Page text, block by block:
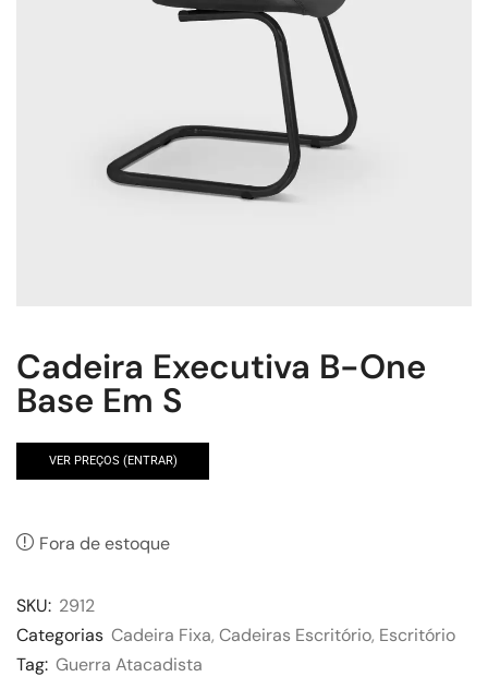
Cadeira Executiva B-One
Base Em S
VER PREÇOS (ENTRAR)
Fora de estoque
SKU: 2912
Categorias Cadeira Fixa, Cadeiras Escritório, Escritório
Tag: Guerra Atacadista